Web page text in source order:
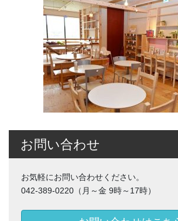
お問い合わせ
お気軽にお問い合わせください。
042-389-0220（月～金 9時～17時）